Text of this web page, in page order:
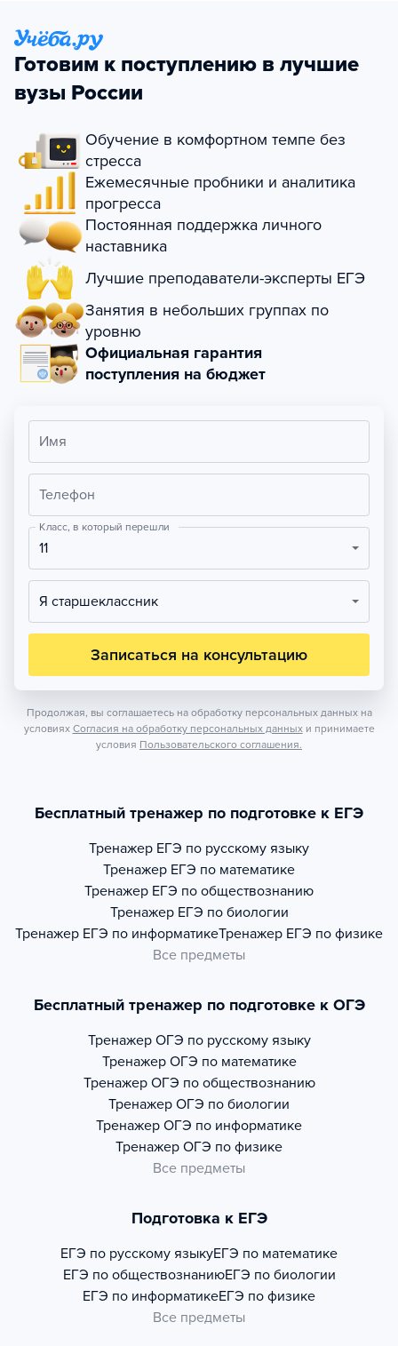
Готовим к поступлению в лучшие
вузы России
Обучение в комфортном темпе без
стресса
Ежемесячные пробники и аналитика
прогресса
Постоянная поддержка личного
наставника
Лучшие преподаватели-эксперты ЕГЭ
Занятия в небольших группах по
уровню
Официальная гарантия
поступления на бюджет
Имя
Телефон
Класс, в который перешли
11
Я старшеклассник
Записаться на консультацию
Продолжая, вы соглашаетесь на обработку персональных данных на
условиях Согласия на обработку персональных данных и принимаете
условия Пользовательского соглашения.
Бесплатный тренажер по подготовке к ЕГЭ
Тренажер ЕГЭ по русскому языку
Тренажер ЕГЭ по математике
Тренажер ЕГЭ по обществознанию
Тренажер ЕГЭ по биологии
Тренажер ЕГЭ по информатикеТренажер ЕГЭ по физике
Все предметы
Бесплатный тренажер по подготовке к ОГЭ
Тренажер ОГЭ по русскому языку
Тренажер ОГЭ по математике
Тренажер ОГЭ по обществознанию
Тренажер ОГЭ по биологии
Тренажер ОГЭ по информатике
Тренажер ОГЭ по физике
Все предметы
Подготовка к ЕГЭ
ЕГЭ по русскому языкуЕГЭ по математике
ЕГЭ по обществознаниюЕГЭ по биологии
ЕГЭ по информатикеЕГЭ по физике
Все предметы